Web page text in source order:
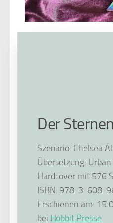
Der
Szenario: Chelsea
Übersetzung:
Hardcover mit 576
ISBN: 978-3-608-
Erschienen am:
bei Hobbit Presse